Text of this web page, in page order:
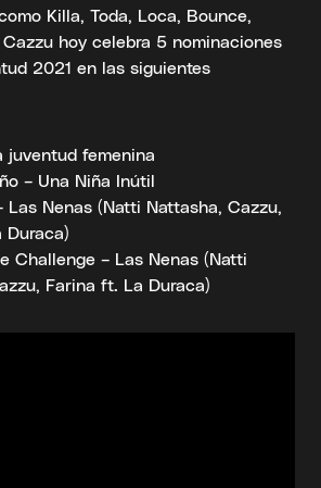
Killa, Toda, Loca, Bounce,
hoy celebra 5 nominaciones
2021 en las siguientes
juventud femenina
– Una Niña Inútil
Las Nenas (Natti Nattasha, Cazzu,
Duraca)
Challenge – Las Nenas (Natti
Farina ft. La Duraca)